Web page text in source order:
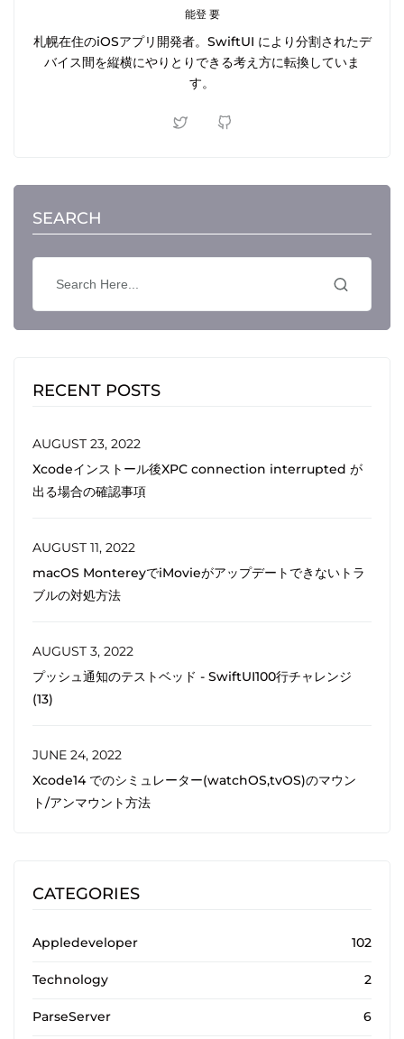
能登 要
札幌在住のiOSアプリ開発者。SwiftUI により分割されたデ
バイス間を縦横にやりとりできる考え方に転換していま
す。
SEARCH
RECENT POSTS
AUGUST 23, 2022
Xcodeインストール後XPC connection interrupted が
出る場合の確認事項
AUGUST 11, 2022
macOS MontereyでiMovieがアップデートできないトラ
ブルの対処方法
AUGUST 3, 2022
プッシュ通知のテストベッド - SwiftUI100行チャレンジ
(13)
JUNE 24, 2022
Xcode14 でのシミュレーター(watchOS,tvOS)のマウン
ト/アンマウント方法
CATEGORIES
Appledeveloper 102
Technology 2
ParseServer 6